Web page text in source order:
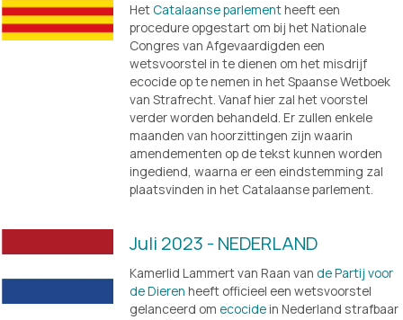
Het Catalaanse parlement heeft een
procedure opgestart om bij het Nationale
Congres van Afgevaardigden een
wetsvoorstel in te dienen om het misdrijf
ecocide op te nemen in het Spaanse Wetboek
van Strafrecht. Vanaf hier zal het voorstel
verder worden behandeld. Er zullen enkele
maanden van hoorzittingen zijn waarin
amendementen op de tekst kunnen worden
ingediend, waarna er een eindstemming zal
plaatsvinden in het Catalaanse parlement.
Juli 2023 - NEDERLAND
Kamerlid Lammert van Raan van de Partij voor
de Dieren heeft officieel een wetsvoorstel
gelanceerd om ecocide in Nederland strafbaar